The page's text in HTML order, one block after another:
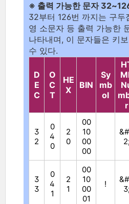
※ 출력 가능한 문자
32부터 126번 까지는 구두
영 소문자 등 출력 가능한
나타내며, 이 문자들은 키
수 있다.
D
E
C
O
C
T
HE
X
BIN
Sy
mb
ol
r
3
2
0
4
0
2
0
00
10
00
00
2;
3
3
0
4
1
2
1
00
10
00
01
!
3;